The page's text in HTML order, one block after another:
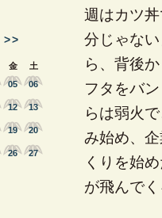
>>
金
土
05 06
12 13
19 20
26 27
週はカツ
分じゃな
ら、背後
フタをバ
らは弱火
み始め、
くりを始
が飛んで